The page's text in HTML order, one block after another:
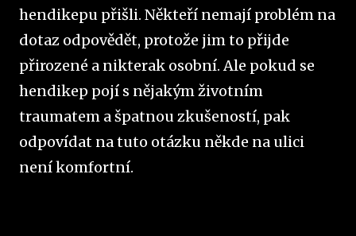
hendikepu přišli. Někteří nemají problém na
dotaz odpovědět, protože jim to přijde
přirozené a nikterak osobní. Ale pokud se
hendikep pojí s nějakým životním
traumatem a špatnou zkušeností, pak
odpovídat na tuto otázku někde na ulici
není komfortní.